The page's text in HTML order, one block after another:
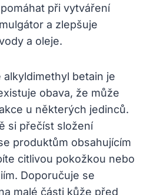
při vytváření
a zlepšuje
a oleje.
betain je
obava, že může
u některých jedinců.
si přečíst složení
produktům obsahujícím
citlivou pokožkou nebo
Doporučuje se
malé části kůže před